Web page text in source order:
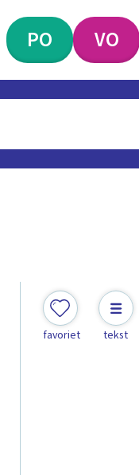
PO VO
favoriet tekst